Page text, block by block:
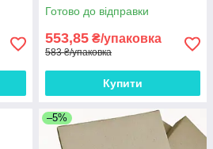
Готово до відправки
553,85 ₴/упаковка
583 ₴/упаковка
Купити
–5%